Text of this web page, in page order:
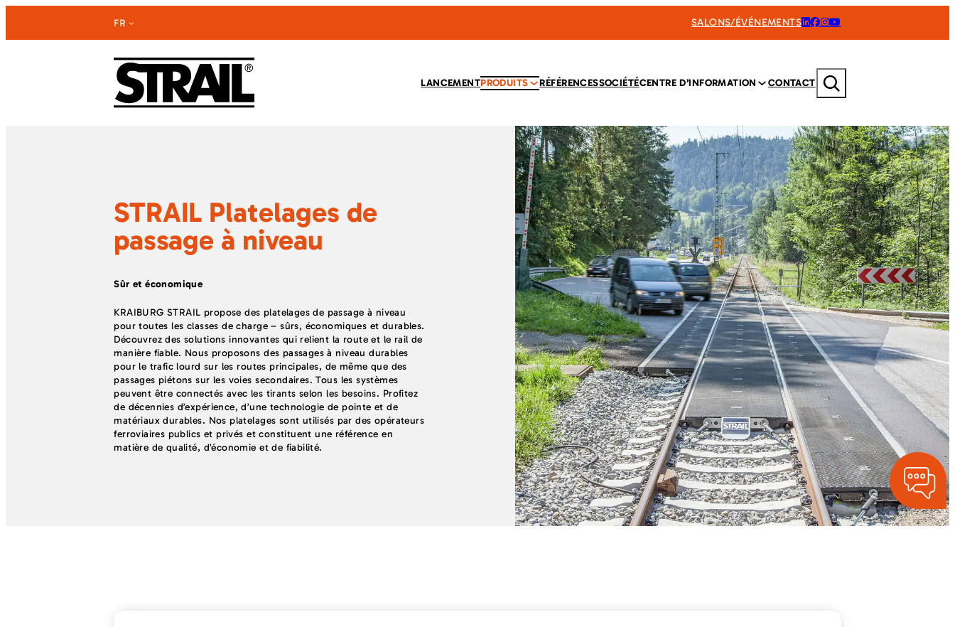
contenu
FR SALONS/ÉVÉNEMENTS
LANCEMENTPRODUITS RÉFÉRENCESSOCIÉTÉCENTRE D’INFORMATION CONTACT
Rechercher
STRAIL Platelages de
passage à niveau
Sûr et économique
KRAIBURG STRAIL propose des platelages de passage à niveau
pour toutes les classes de charge – sûrs, économiques et durables.
Découvrez des solutions innovantes qui relient la route et le rail de
manière fiable. Nous proposons des passages à niveau durables
pour le trafic lourd sur les routes principales, de même que des
passages piétons sur les voies secondaires. Tous les systèmes
peuvent être connectés avec les tirants selon les besoins. Profitez
de décennies d’expérience, d’une technologie de pointe et de
matériaux durables. Nos platelages sont utilisés par des opérateurs
ferroviaires publics et privés et constituent une référence en
matière de qualité, d’économie et de fiabilité.